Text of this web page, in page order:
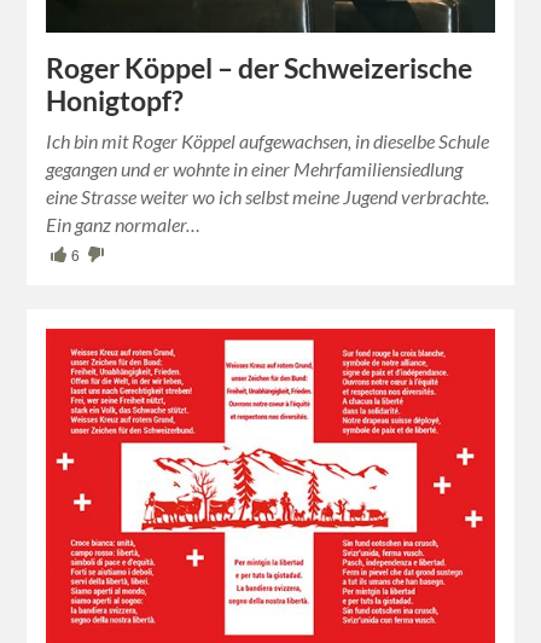
Roger Köppel – der Schweizerische
Honigtopf?
Ich bin mit Roger Köppel aufgewachsen, in dieselbe Schule
gegangen und er wohnte in einer Mehrfamiliensiedlung
eine Strasse weiter wo ich selbst meine Jugend verbrachte.
Ein ganz normaler…
6